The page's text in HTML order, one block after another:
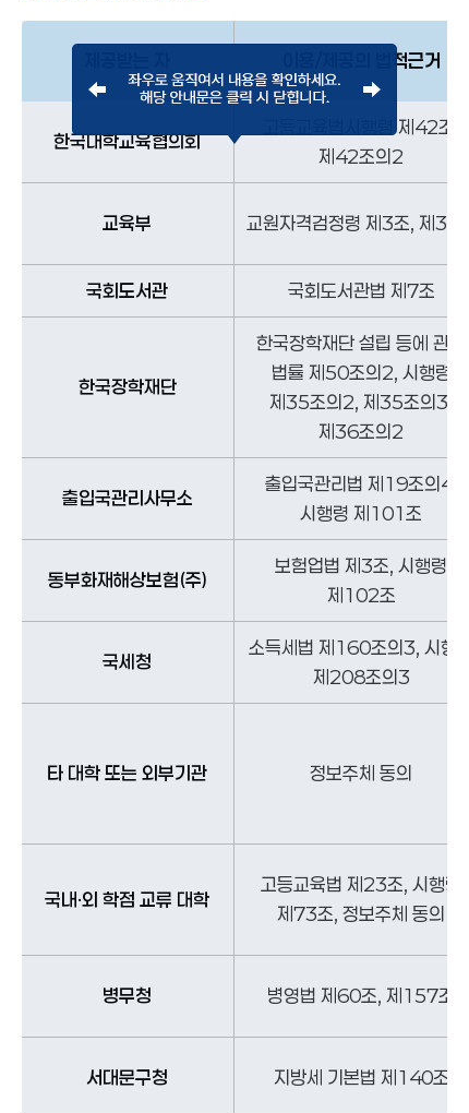
이용/제공의 법적근거
한국대학교육협의회
고등교육법시행령 제42조,
제42조의2
교육부 교원자격검정령 제3조, 제31조
국회도서관 국회도서관법 제7조
한국장학재단
한국장학재단 설립 등에 관한
법률 제50조의2, 시행령
제35조의2, 제35조의3,
제36조의2
출입국관리사무소
출입국관리법 제19조의4,
시행령 제101조
동부화재해상보험(주)
보험업법 제3조, 시행령
제102조
국세청
소득세법 제160조의3, 시행령
제208조의3
타 대학 또는 외부기관 정보주체 동의
국내·외 학점 교류 대학
고등교육법 제23조, 시행령
제73조, 정보주체 동의
병무청 병영법 제60조, 제157조
서대문구청 지방세 기본법 제140조